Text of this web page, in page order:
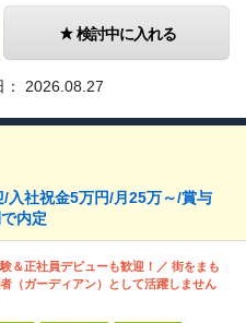
検討中に入れる
2026.08.27
入社祝金5万円/月25万～/賞与
内定
＆正社員デビューも歓迎！／ 街をまも
（ガーディアン）として活躍しません